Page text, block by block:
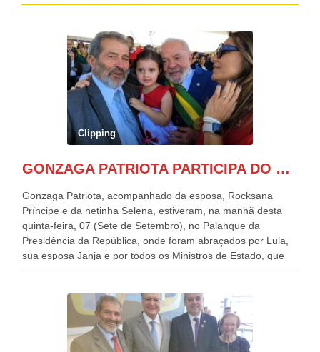
Clipping
GONZAGA PATRIOTA PARTICIPA DO DESFILE DA INDEPENDÊNCIA NO PALANQUE DA PRESIDÊNCIA DA REPÚBLICA E É ABRAÇADO POR LULA E POR GERALDO ALCKMIN.
Gonzaga Patriota, acompanhado da esposa, Rocksana
Príncipe e da netinha Selena, estiveram, na manhã desta
quinta-feira, 07 (Sete de Setembro), no Palanque da
Presidência da República, onde foram abraçados por Lula,
sua esposa Janja e por todos os Ministros de Estado, que
estavam presentes, nos Desfiles da Independência da
outros desfiles, na Esplanada dos Ministérios, disse ter sido
o deste ano, o maior e o mais organizado de todos. “Há
quatro décadas, como Patriota até no nome, participo
anualmente dos desfiles de Sete de Setembro, na